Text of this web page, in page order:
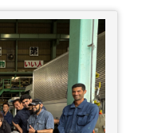
んと250種類以
えられていま
。 歩道が整備さ
まれるような感
さい屋敷は、ど